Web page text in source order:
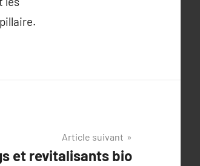
Article suivant
et revitalisants bio